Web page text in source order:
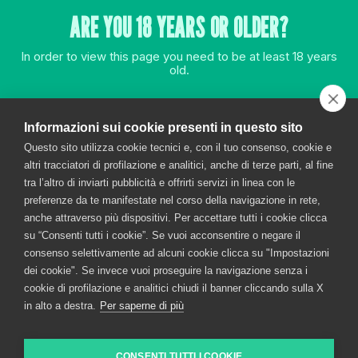
CATEGORIES
Log in
Entries feed
Comments feed
WordPress.org
COOKIE POLICY CONTACT ACCESSIBILITY STATEMENT
DRINK RESPONSIBLY
FRATELLI BRANCA DISTILLERIE S.P.A. © 2026 – via
ARE YOU 18 YEARS OR OLDER?
In order to view this page you need to be at least 18 years
old.
YES
NO
Informazioni sui cookie presenti in questo sito
Questo sito utilizza cookie tecnici e, con il tuo consenso, cookie e
altri tracciatori di profilazione e analitici, anche di terze parti, al fine
tra l’altro di inviarti pubblicità e offrirti servizi in linea con le
preferenze da te manifestate nel corso della navigazione in rete,
anche attraverso più dispositivi. Per accettare tutti i cookie clicca
su “Consenti tutti i cookie”. Se vuoi acconsentire o negare il
consenso selettivamente ad alcuni cookie clicca su "Impostazioni
dei cookie". Se invece vuoi proseguire la navigazione senza i
cookie di profilazione e analitici chiudi il banner cliccando sulla X
in alto a destra. Per saperne di più